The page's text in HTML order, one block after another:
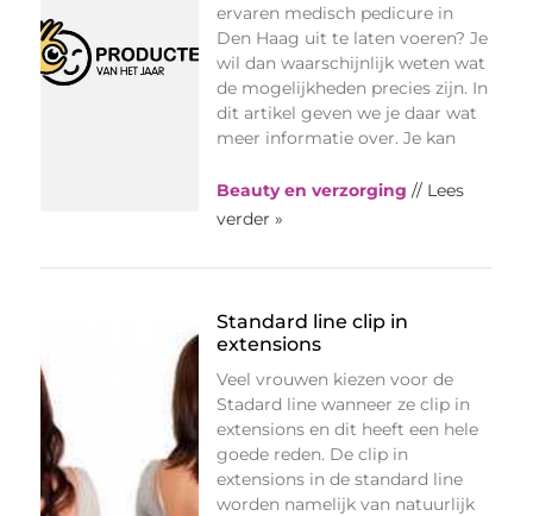
ervaren medisch pedicure in
Den Haag uit te laten voeren? Je
wil dan waarschijnlijk weten wat
de mogelijkheden precies zijn. In
dit artikel geven we je daar wat
meer informatie over. Je kan
Beauty en verzorging // Lees
verder »
Standard line clip in
extensions
Veel vrouwen kiezen voor de
Stadard line wanneer ze clip in
extensions en dit heeft een hele
goede reden. De clip in
extensions in de standard line
worden namelijk van natuurlijk